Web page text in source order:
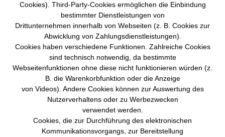
Cookies). Third-Party-Cookies ermöglichen die Einbindung
bestimmter Dienstleistungen von
Drittunternehmen innerhalb von Webseiten (z. B. Cookies zur
Abwicklung von Zahlungsdienstleistungen).
Cookies haben verschiedene Funktionen. Zahlreiche Cookies
sind technisch notwendig, da bestimmte
Webseitenfunktionen ohne diese nicht funktionieren würden (z.
B. die Warenkorbfunktion oder die Anzeige
von Videos). Andere Cookies können zur Auswertung des
Nutzerverhaltens oder zu Werbezwecken
verwendet werden.
Cookies, die zur Durchführung des elektronischen
Kommunikationsvorgangs, zur Bereitstellung